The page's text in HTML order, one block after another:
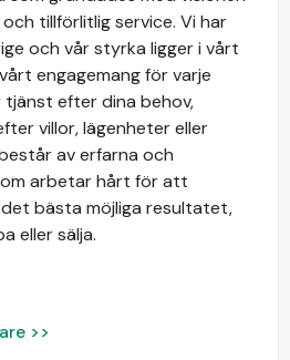
tillförlitlig service. Vi har
och vår styrka ligger i vårt
engagemang för varje
tjänst efter dina behov,
villor, lägenheter eller
av erfarna och
arbetar hårt för att
bästa möjliga resultatet,
eller sälja.
>>